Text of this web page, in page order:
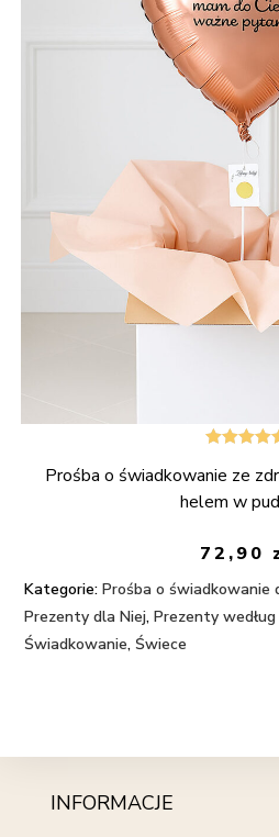
5.00na 5
Prośba o świadkowanie ze
helem w
72,90
Kategorie: Prośba o świadkowanie
Prezenty dla Niej,Prezenty
Świadkowanie,Świece
INFORMACJE